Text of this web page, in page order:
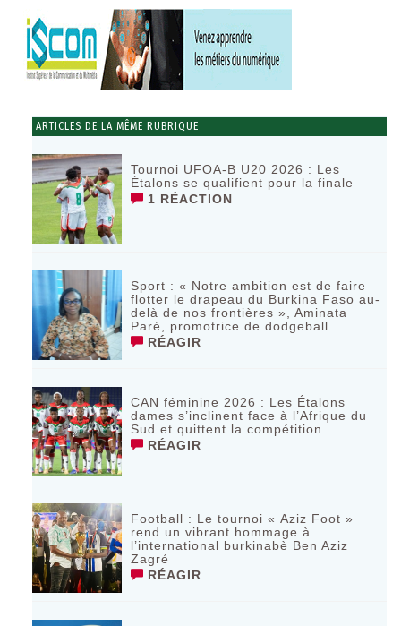
ARTICLES DE LA MÊME RUBRIQUE
Tournoi UFOA-B U20 2026 : Les
Étalons se qualifient pour la finale
1 RÉACTION
Sport : « Notre ambition est de faire
flotter le drapeau du Burkina Faso au-
delà de nos frontières », Aminata
Paré, promotrice de dodgeball
RÉAGIR
CAN féminine 2026 : Les Étalons
dames s’inclinent face à l’Afrique du
Sud et quittent la compétition
RÉAGIR
Football : Le tournoi « Aziz Foot »
rend un vibrant hommage à
l’international burkinabè Ben Aziz
Zagré
RÉAGIR